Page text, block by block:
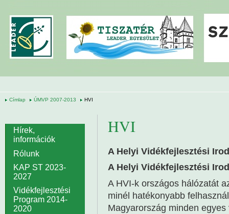
Címlap ÚMVP 2007-2013 HVI
HVI
A Helyi Vidékfejlesztési
A Helyi Vidékfejlesztési
A HVI-k országos hálózatát
minél hatékonyabb
Magyarország minden
Hírek,
információk
Rólunk
KAP ST 2023-
2027
Vidékfejlesztési
Program 2014-
2020